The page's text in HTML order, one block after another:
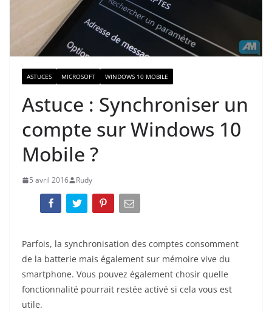
ASTUCES MICROSOFT WINDOWS 10 MOBILE
Astuce : Synchroniser un
compte sur Windows 10
Mobile ?
5 avril 2016 Rudy
Parfois, la synchronisation des comptes consomment
de la batterie mais également sur mémoire vive du
smartphone. Vous pouvez également chosir quelle
fonctionnalité pourrait restée activé si cela vous est
utile.